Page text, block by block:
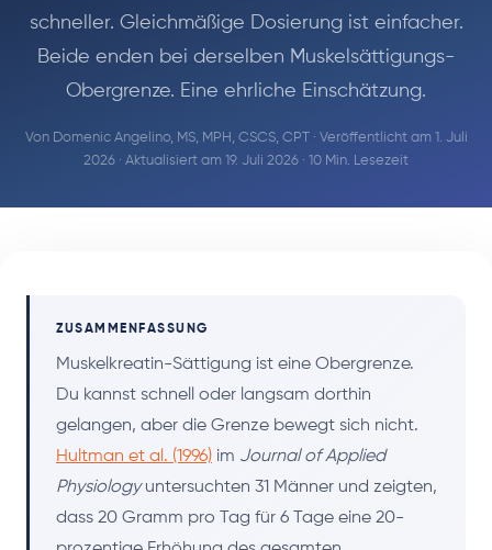
Rechner
schneller. Gleichmäßige Dosierung ist einfacher.
Beide enden bei derselben Muskelsättigungs-
Obergrenze. Eine ehrliche Einschätzung.
Von Domenic Angelino, MS, MPH, CSCS, CPT· Veröffentlicht am 1. Juli
2026 · Aktualisiert am 19. Juli 2026 · 10 Min. Lesezeit
ZUSAMMENFASSUNG
Muskelkreatin-Sättigung ist eine Obergrenze.
Du kannst schnell oder langsam dorthin
gelangen, aber die Grenze bewegt sich nicht.
Hultman et al. (1996) im Journal of Applied
Physiologyuntersuchten 31 Männer und zeigten,
dass 20 Gramm pro Tag für 6 Tage eine 20-